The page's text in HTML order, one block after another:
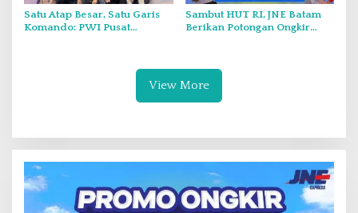
Satu Atap Besar, Satu Garis
Komando: PWI Pusat
Sambut HUT RI, JNE Batam
Berikan Potongan Ongkir
View More